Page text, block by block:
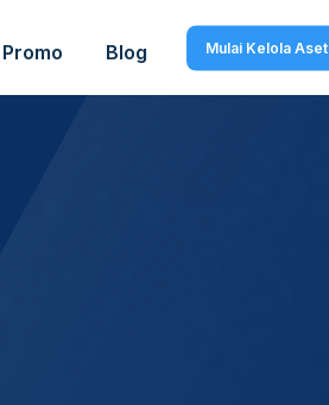
Promo Blog Mulai Kelola Aset